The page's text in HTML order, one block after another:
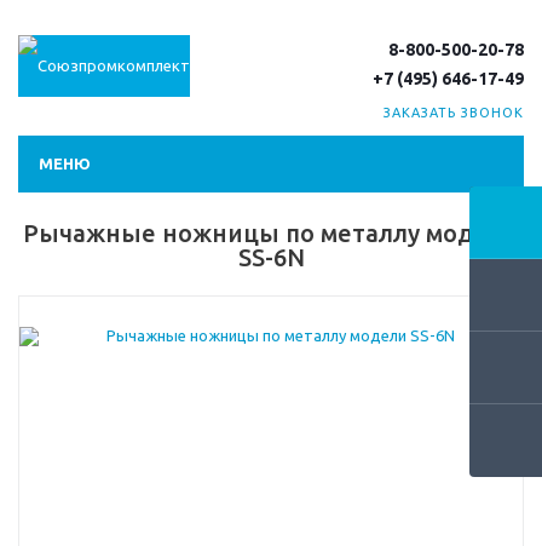
8-800-500-20-78
+7 (495) 646-17-49
ЗАКАЗАТЬ ЗВОНОК
МЕНЮ
Рычажные ножницы по металлу модели
SS-6N